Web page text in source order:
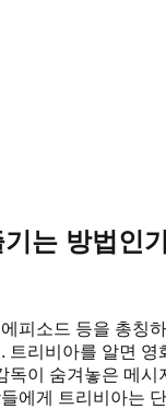
는 방법인
소드 등을 총칭
리비아를 알면
이 숨겨놓은 메
게 트리비아는